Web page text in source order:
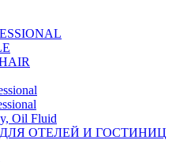
Oil Fluid
ДЛЯ ОТЕЛЕЙ И ГОСТИНИЦ